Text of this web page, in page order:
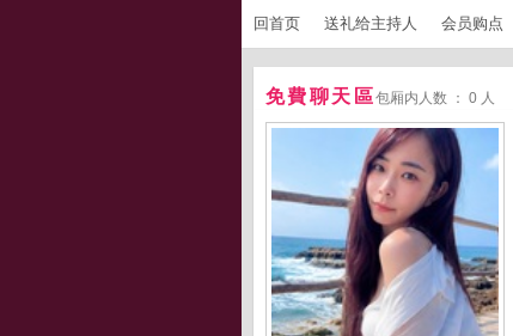
回首页 送礼给主持人 会员购点
免費聊天區包厢内人数 ： 0 人